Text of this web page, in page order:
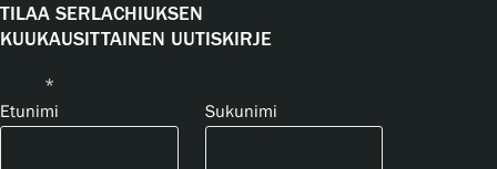
TILAA SERLACHIUKSEN
KUUKAUSITTAINEN UUTISKIRJE
*
Etunimi
Sukunimi